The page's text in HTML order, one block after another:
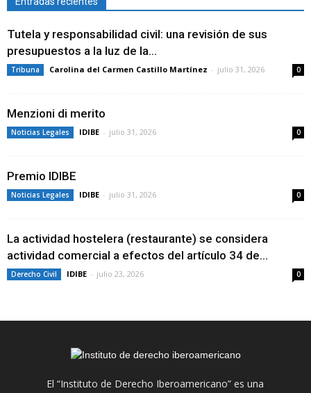
Tutela y responsabilidad civil: una revisión de sus
presupuestos a la luz de la...
Tribuna Carolina del Carmen Castillo Martínez - julio 31, 2026 0
Menzioni di merito
Noticias Legales IDIBE - julio 31, 2026 0
Premio IDIBE
Noticias Legales IDIBE - julio 31, 2026 0
La actividad hostelera (restaurante) se considera
actividad comercial a efectos del artículo 34 de...
Derecho Civil IDIBE - julio 23, 2026 0
El “Instituto de Derecho Iberoamericano” es una